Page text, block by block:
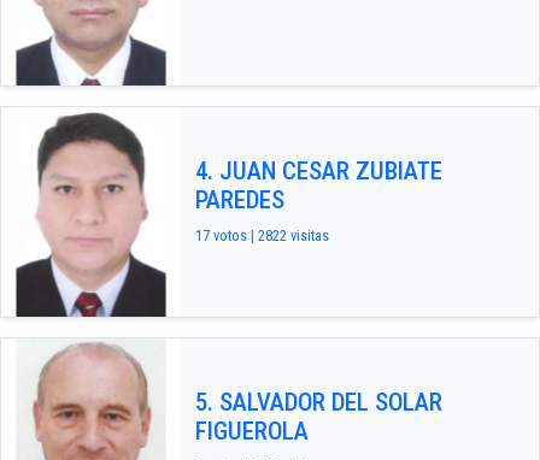
4. JUAN CESAR ZUBIATE
PAREDES
17 votos | 2822 visitas
5. SALVADOR DEL SOLAR
FIGUEROLA